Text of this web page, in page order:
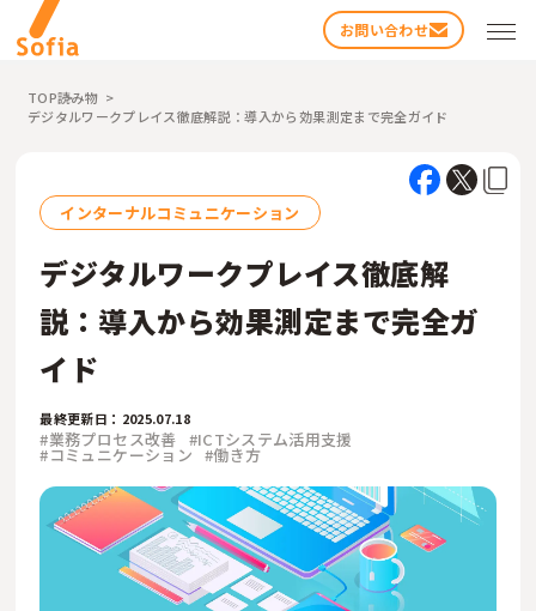
お問い合わせ
する
TOP読み物
デジタルワークプレイス徹底解説：導入から効果測定まで完全ガイド
インターナルコミュニケーション
デジタルワークプレイス徹底解
説：導入から効果測定まで完全ガ
イド
最終更新日：2025.07.18
#業務プロセス改善 #ICTシステム活用支援
#コミュニケーション #働き方